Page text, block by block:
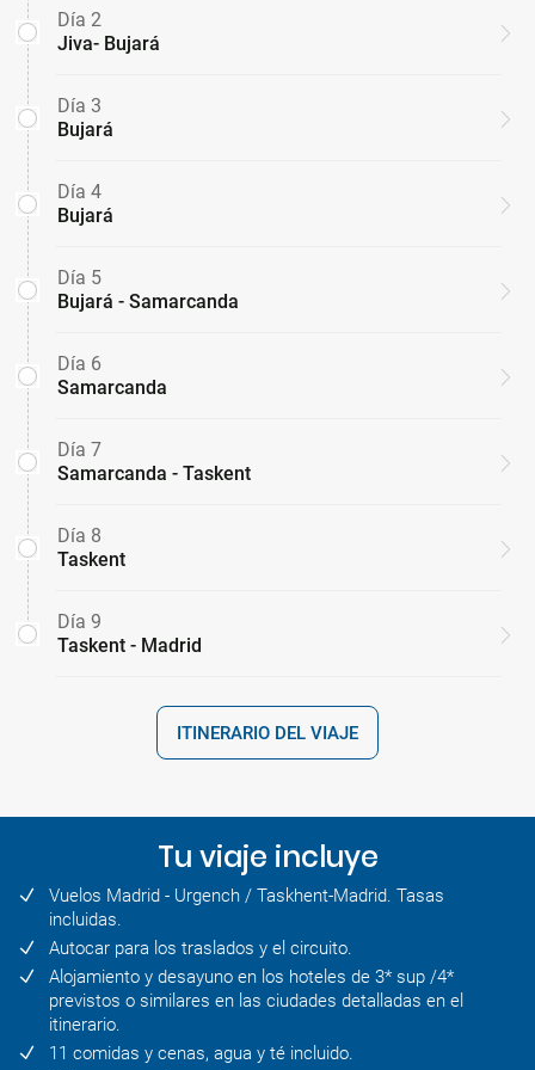
Día 2
Jiva- Bujará
Día 3
Bujará
Día 4
Bujará
Día 5
Bujará - Samarcanda
Día 6
Samarcanda
Día 7
Samarcanda - Taskent
Día 8
Taskent
Día 9
Taskent - Madrid
ITINERARIO DEL VIAJE
Tu viaje incluye
Vuelos Madrid - Urgench / Taskhent-Madrid. Tasas
incluidas.
Autocar para los traslados y el circuito.
Alojamiento y desayuno en los hoteles de 3* sup /4*
previstos o similares en las ciudades detalladas en el
itinerario.
11 comidas y cenas, agua y té incluido.